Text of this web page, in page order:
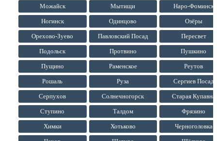
Можайск Мытищи Наро-Фоминск
Ногинск Одинцово Озёры
Орехово-Зуево Павловский Посад Пересвет
Подольск Протвино Пушкино
Пущино Раменское Реутов
Рошаль Руза Сергиев Посад
Серпухов Солнечногорск Старая Купавна
Ступино Талдом Фрязино
Химки Хотьково Черноголовка